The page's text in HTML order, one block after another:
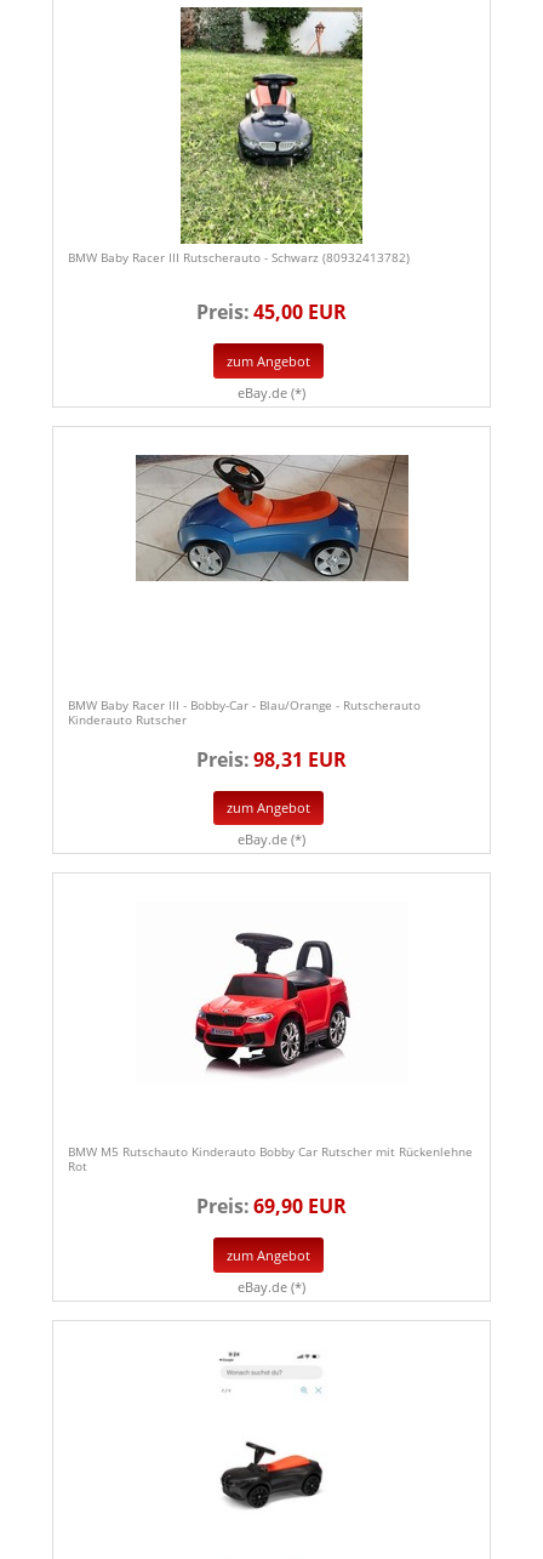
BMW Baby Racer III Rutscherauto - Schwarz (80932413782)
Preis:45,00 EUR
zum Angebot
eBay.de (*)
BMW Baby Racer III - Bobby-Car - Blau/Orange - Rutscherauto
Kinderauto Rutscher
Preis:98,31 EUR
zum Angebot
eBay.de (*)
BMW M5 Rutschauto Kinderauto Bobby Car Rutscher mit Rückenlehne
Rot
Preis:69,90 EUR
zum Angebot
eBay.de (*)